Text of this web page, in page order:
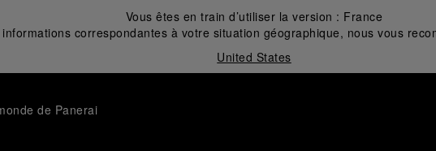
Vous êtes en train d’utiliser la version : France
correspondantes à votre situation géographique, nous vous
United States
de Panerai